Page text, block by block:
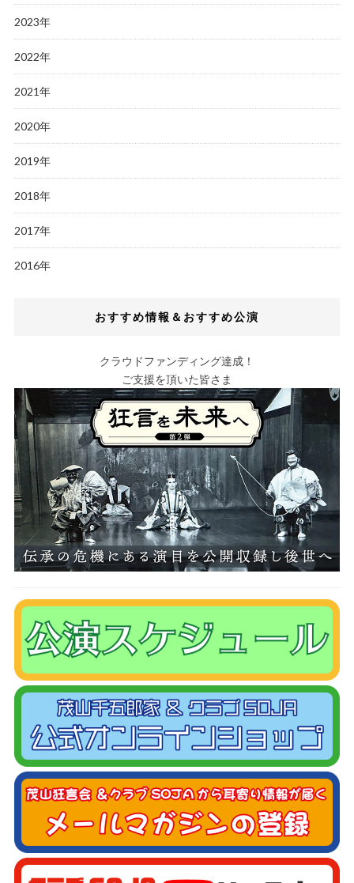
2023年
2022年
2021年
2020年
2019年
2018年
2017年
2016年
おすすめ情報＆おすすめ公演
クラウドファンディング達成！
ご支援を頂いた皆さま